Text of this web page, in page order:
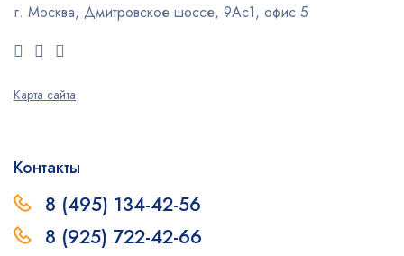
г. Москва, Дмитровское шоссе, 9Ас1, офис 5
Карта сайта
Контакты
8 (495) 134-42-56
8 (925) 722-42-66